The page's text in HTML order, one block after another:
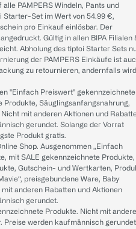
PAMPERS Windeln, Pants und
Starter-Set im Wert von 54.99 €,
pro Einkauf einlösbar. Der
Gültig in allen BIPA Filialen
Abholung des tiptoi Starter Sets
der PAMPERS Einkäufe ist
zu retournieren, andernfalls wird
"Einfach Preiswert" gekennzeichnete
Produkte, Säuglingsanfangsnahrung,
mit anderen Aktionen und
gerundet. Solange der Vorrat
Produkt gratis.
Shop. Ausgenommen „Einfach
mit SALE gekennzeichnete Produkte,
Gutschein- und Wertkarten,
preisgebundene Ware, Baby
anderen Rabatten und Aktionen
gerundet.
Produkte. Nicht mit
Preise werden kaufmännisch